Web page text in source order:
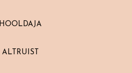
HOOLDAJA
ALTRUIST